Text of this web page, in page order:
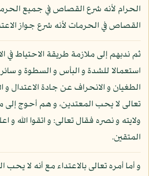
الحرام لأنه شرع القصاص في جميع
القصاص في الحرمات لأنه شرع جواز
ثم ندبهم إلى ملازمة طريقة الاحتياط في
استعمالا للشدة و البأس و السطوة و سائر
الطغيان و الانحراف عن جادة الاعتدال و
تعالى لا يحب المعتدين، و هم أحوج إلى
ولايته و نصره فقال تعالى: و اتقوا الله و
المتقين.
و أما أمره تعالى بالاعتداء مع أنه لا يحب